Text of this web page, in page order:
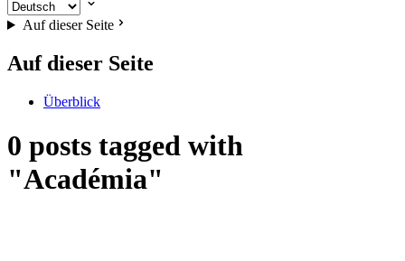
Auf dieser Seite
Auf dieser Seite
Überblick
0 posts tagged with
"Académia"